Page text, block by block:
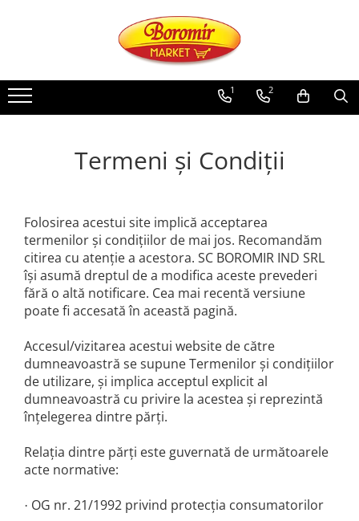
Noutati
Produse de post
Cozonac Cremos
Cozonac Creme
Cozonac Traditional
Cozonac Casa Boromir
Cozonac Pricomigdala
Cozonac Magnum
Cozonac Collection
Cozo-Bun
Cozonac Cadou
Cozonac cu Unt
Cozonac Mos Craciun
Cozonac Duofino
1 2
Termeni și Condiții
Folosirea acestui site implică acceptarea
termenilor și condițiilor de mai jos. Recomandăm
citirea cu atenție a acestora. SC BOROMIR IND SRL
își asumă dreptul de a modifica aceste prevederi
fără o altă notificare. Cea mai recentă versiune
poate fi accesată în această pagină.
Accesul/vizitarea acestui website de către
dumneavoastră se supune Termenilor și condițiilor
de utilizare, și implica acceptul explicit al
dumneavoastră cu privire la acestea și reprezintă
înțelegerea dintre părți.
Relația dintre părți este guvernată de următoarele
acte normative:
· OG nr. 21/1992 privind protecția consumatorilor